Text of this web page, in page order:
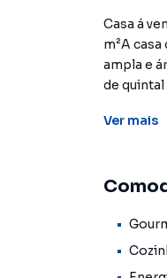
Casa á
m²A
ampla e
de quintal
região,
uma
Ver mais